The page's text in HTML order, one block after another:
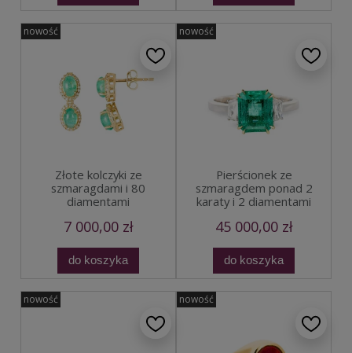
Złote kolczyki ze
szmaragdami i 80
diamentami
7 000,00 zł
do koszyka
nowość
Pierścionek ze
szmaragdem ponad 2
karaty i 2 diamentami
45 000,00 zł
do koszyka
nowość
nowość nowość